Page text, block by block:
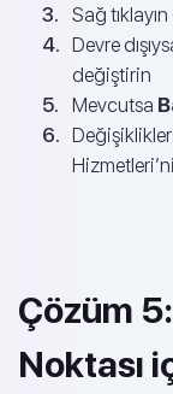
Sağ
Devre
değiştirin
Mevcutsa
Çözüm
Noktası